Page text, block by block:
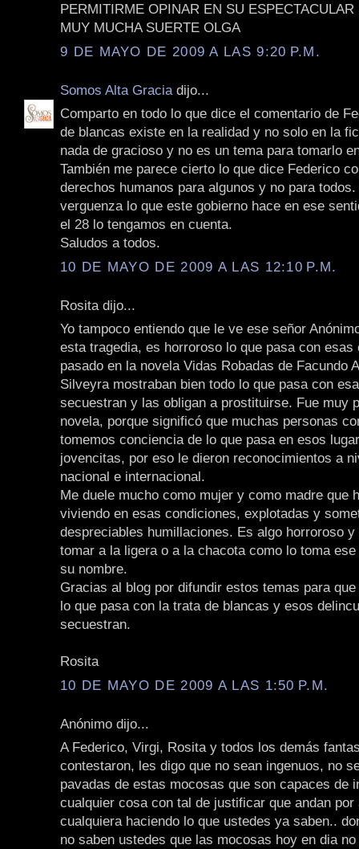
PERMITIRME OPINAR EN SU ESPECTACULAR
MUY MUCHA SUERTE OLGA
9 DE MAYO DE 2009 A LAS 9:20 P.M.
Somos Alta Gracia dijo...
Comparto en todo lo que dice el comentario de
de blancas existe en la realidad y no solo en la
nada de gracioso y no es un tema para tomarlo
También me parece cierto lo que dice Federico
derechos humanos para algunos y no para
verguenza lo que este gobierno hace en ese
el 28 lo tengamos en cuenta.
Saludos a todos.
10 DE MAYO DE 2009 A LAS 12:10 P.M.
Rosita dijo...
Yo tampoco entiendo que le ve ese señor
esta tragedia, es horroroso lo que pasa con esas
pasado en la novela Vidas Robadas de Facundo
Silveyra mostraban bien todo lo que pasa con
secuestran y las obligan a prostituirse. Fue muy
novela, porque significó que muchas personas
tomemos conciencia de lo que pasa en esos
jovencitas, por eso le dieron reconocimientos a
nacional e internacional.
Me duele mucho como mujer y como madre que
viviendo en esas condiciones, explotadas y
despreciables humillaciones. Es algo horroroso y
tomar a la ligera o a la chacota como lo toma
su nombre.
Gracias al blog por difundir estos temas para
lo que pasa con la trata de blancas y esos
secuestran.
Rosita
10 DE MAYO DE 2009 A LAS 1:50 P.M.
Anónimo dijo...
A Federico, Virgi, Rosita y todos los demás
contestaron, les digo que no sean ingenuos, no
pavadas de estas mocosas que son capaces de
cualquier cosa con tal de justificar que andan por
cualquiera haciendo lo que ustedes ya saben..
no saben ustedes que las mocosas hoy en dia